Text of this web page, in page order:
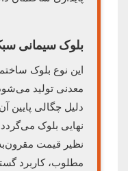
بلوک سیمانی
این نوع بلوک
معدنی تولید
دلیل چگالی پایین
نهایی بلوک
نظیر قیمت
مطلوب، کاربرد